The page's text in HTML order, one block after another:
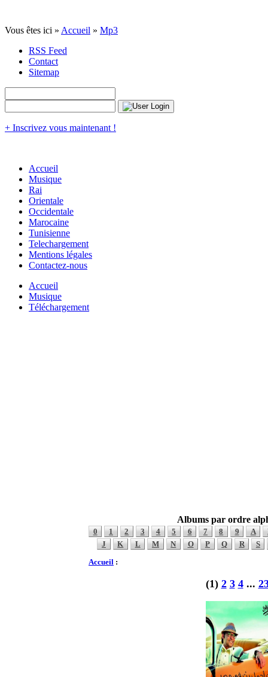
Vous êtes ici » Accueil » Mp3
RSS Feed
Contact
Sitemap
+ Inscrivez vous maintenant !
Accueil
Musique
Rai
Orientale
Occidentale
Marocaine
Tunisienne
Telechargement
Mentions légales
Contactez-nous
Accueil
Musique
Téléchargement
Albums par ordre
0 1 2 3 4 5 6 7 8 9 A
J
K L M N O P Q R
S
Accueil :
(1) 2 3 4...